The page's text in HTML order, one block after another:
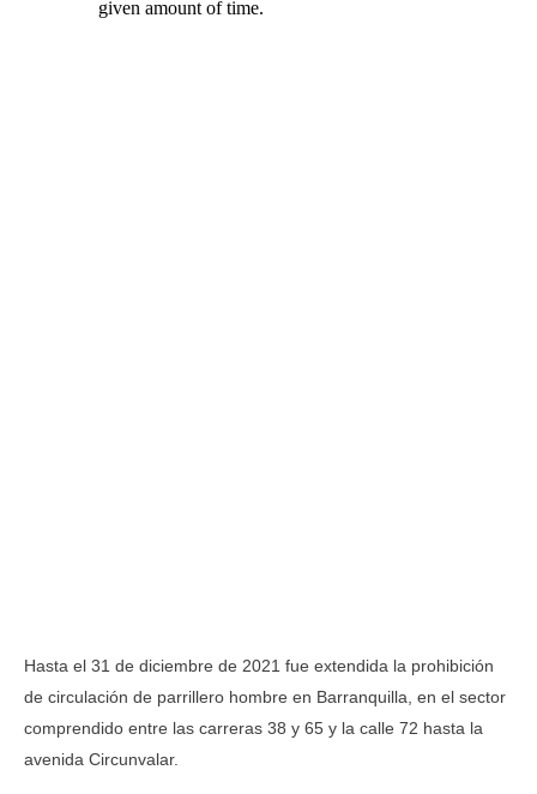
Hasta el 31 de diciembre de 2021 fue extendida la prohibición
de circulación de parrillero hombre en Barranquilla, en el sector
comprendido entre las carreras 38 y 65 y la calle 72 hasta la
avenida Circunvalar.